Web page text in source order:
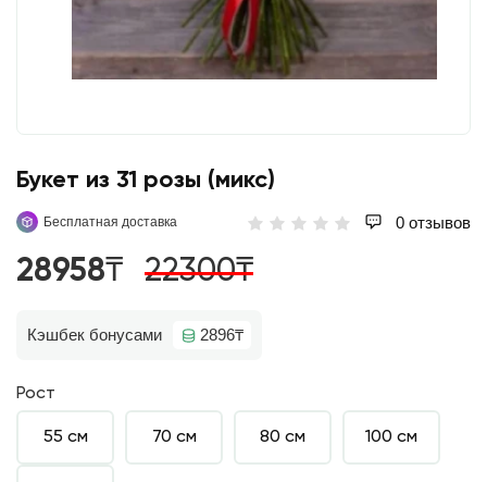
Букет из 31 розы (микс)
Бесплатная доставка 0 отзывов
28958₸ 22300₸
Кэшбек бонусами 2896₸
Рост
55 см 70 см 80 см 100 см